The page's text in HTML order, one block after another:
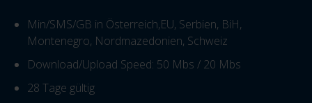
Min/SMS/GB in Österreich,EU, Serbien, BiH,
Montenegro, Nordmazedonien, Schweiz
Download/Upload Speed: 50 Mbs / 20 Mbs
28 Tage gültig